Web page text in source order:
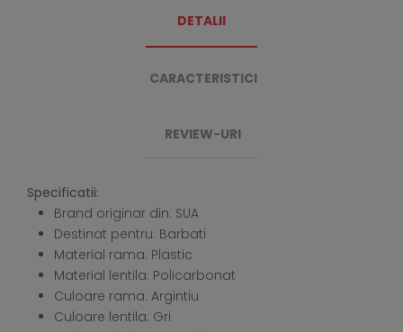
DETALII
CARACTERISTICI
REVIEW-URI
Specificatii:
Brand originar din: SUA
Destinat pentru: Barbati
Material rama: Plastic
Material lentila: Policarbonat
Culoare rama: Argintiu
Culoare lentila: Gri